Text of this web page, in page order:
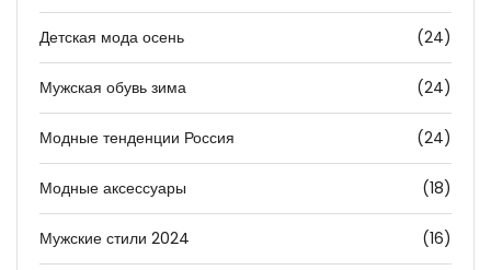
Детская мода осень (24)
Мужская обувь зима (24)
Модные тенденции Россия (24)
Модные аксессуары (18)
Мужские стили 2024 (16)